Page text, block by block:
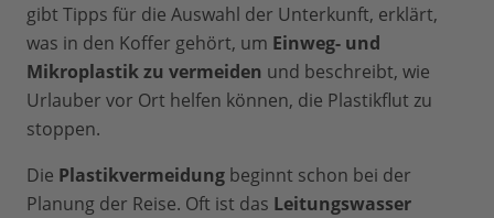
gibt Tipps für die Auswahl der Unterkunft, erklärt,
was in den Koffer gehört, um Einweg- und
Mikroplastik zu vermeiden und beschreibt, wie
Urlauber vor Ort helfen können, die Plastikflut zu
stoppen.
Die Plastikvermeidung beginnt schon bei der
Planung der Reise. Oft ist das Leitungswasser